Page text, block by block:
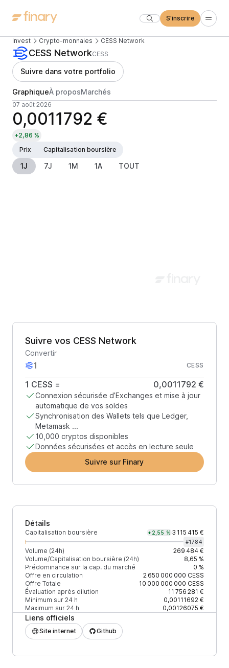
S'inscrire
Invest Crypto-monnaies CESS Network
CESS NetworkCESS
Suivre dans votre portfolio
GraphiqueÀ proposMarchés
07 août 2026
0,0011792 €
+2,86 %
Prix
Capitalisation boursière
1J 7J 1M 1A TOUT
Suivre vos CESS Network
Convertir
CESS
1 CESS = 0,0011792 €
Connexion sécurisée d’Exchanges et mise à jour
automatique de vos soldes
Synchronisation des Wallets tels que Ledger,
Metamask ...
10,000 cryptos disponibles
Données sécurisées et accès en lecture seule
Suivre sur Finary
Détails
Capitalisation boursière +2,55 % 3 115 415 €
#1784
Volume (24h)
269 484 €
Volume/Capitalisation boursière (24h)
8,65 %
Prédominance sur la cap. du marché
0 %
Offre en circulation
2 650 000 000 CESS
Offre Totale
10 000 000 000 CESS
Évaluation après dilution
11 756 281 €
Minimum sur 24 h
0,00111692 €
Maximum sur 24 h
0,00126075 €
Liens officiels
Site internet Github